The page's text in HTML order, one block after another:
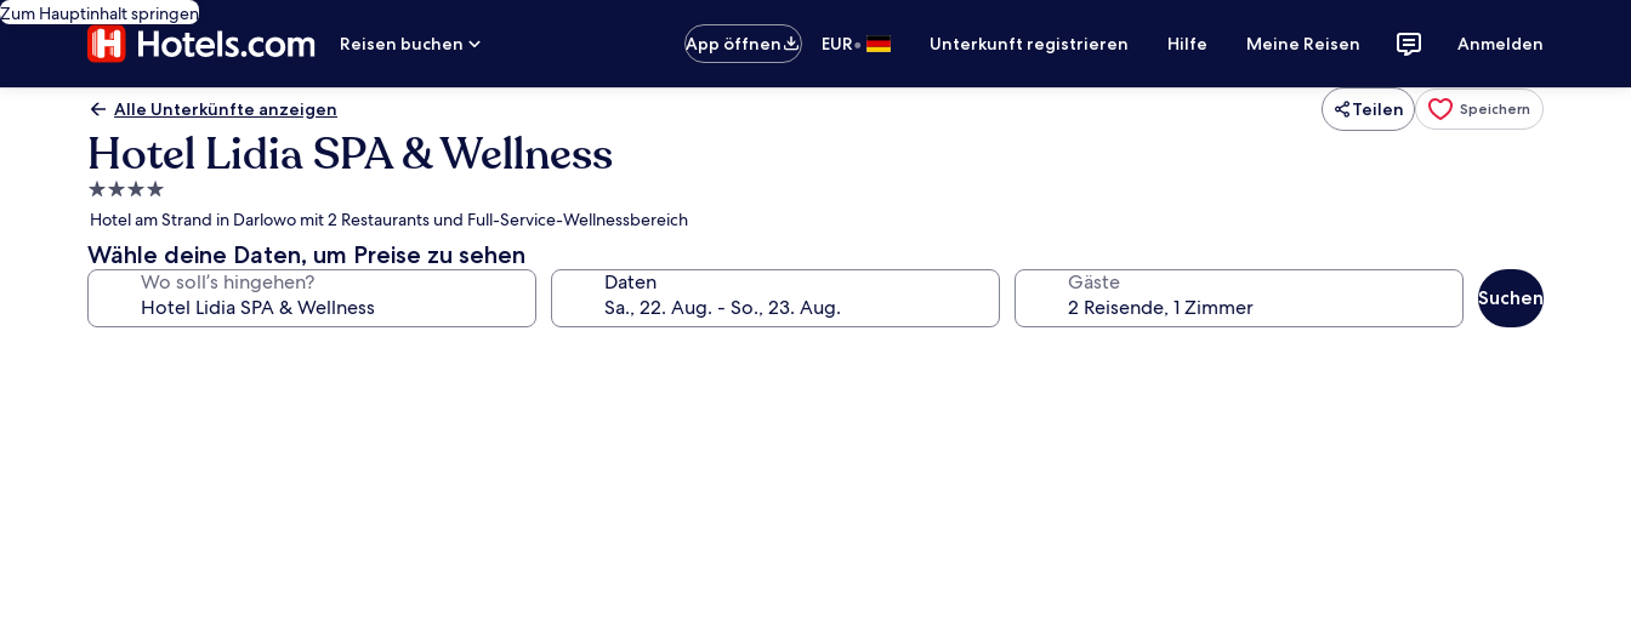
Zum Hauptinhalt springen
Reisen buchen
App öffnen EUR• Unterkunft registrieren Hilfe Meine Reisen Anmelden
Alle Unterkünfte anzeigen Teilen Speichern
Hotel Lidia SPA & Wellness
4.0-
Sterne-
Unterkunft
Hotel am Strand in Darlowo mit 2 Restaurants und Full-Service-Wellnessbereich
Wähle deine Daten, um Preise zu sehen
Wo soll’s hingehen? Daten Gäste
Suchen